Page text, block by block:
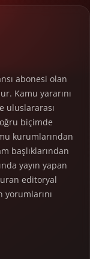
abonesi olan
Kamu yararını
uluslararası
biçimde
kurumlarından
başlıklarından
yayın yapan
editoryal
yorumlarını